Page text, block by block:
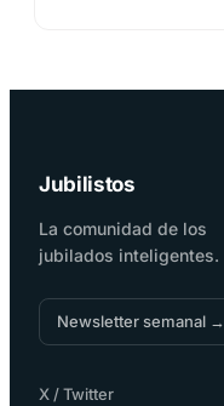
Jubilistos
La comunidad de los
jubilados inteligentes.
Newsletter semanal →
X / Twitter